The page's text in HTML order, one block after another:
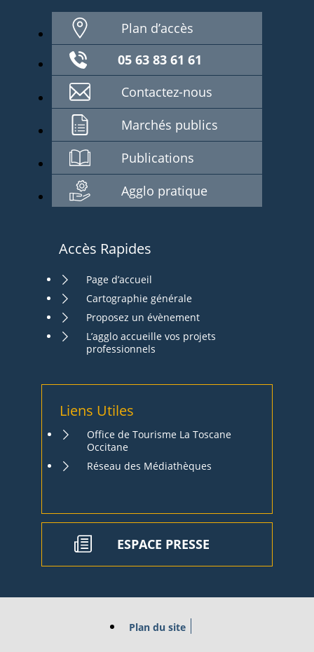
Plan d’accès
05 63 83 61 61
Contactez-nous
Marchés publics
Publications
Agglo pratique
Accès Rapides
Page d’accueil
Cartographie générale
Proposez un évènement
L’agglo accueille vos projets
professionnels
Liens Utiles
Office de Tourisme La Toscane
Occitane
Réseau des Médiathèques
ESPACE PRESSE
Plan du site